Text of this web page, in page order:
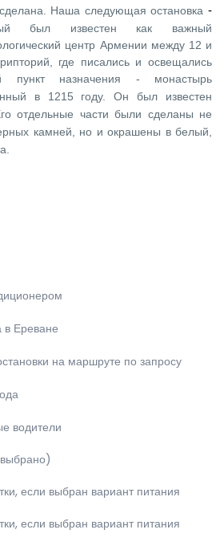
Наша следующая остановка
был известен как важный
центр Армении между 12 и
где писались и освещались
пункт назначения - монастырь
в 1215 году. Он был известен
отдельные части были сделаны не
камней, но и окрашены в белый,
в Ереване
на маршруте по запросу
водители
если выбран вариант питания
если выбран вариант питания